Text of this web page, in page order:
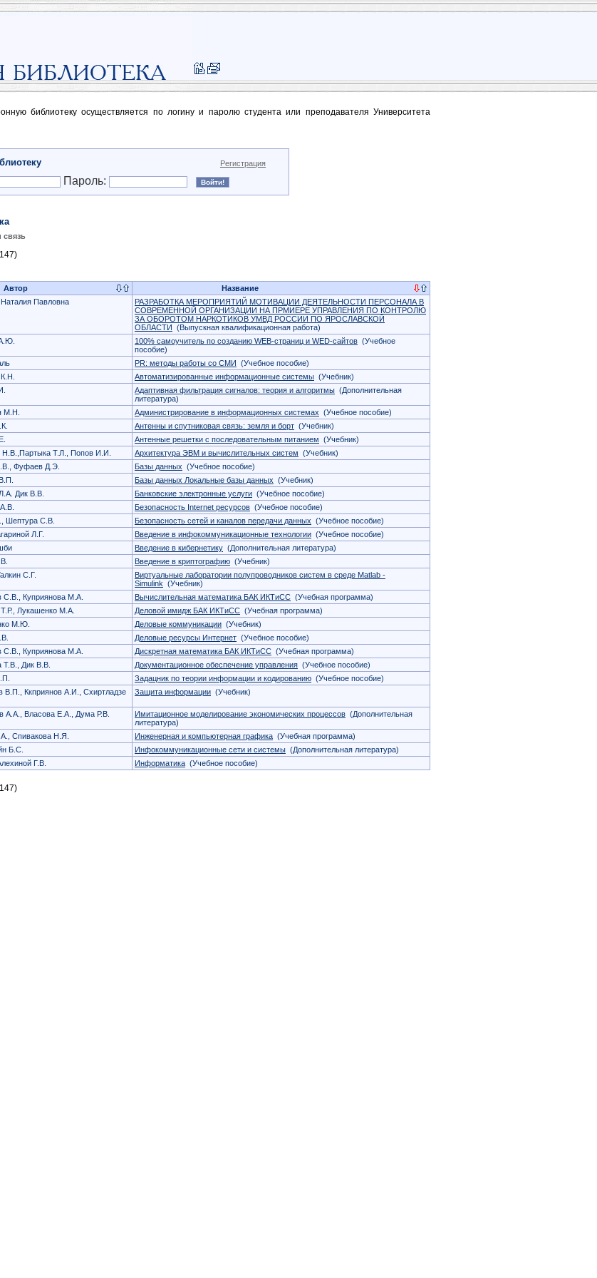
библиотеку осуществляется по логину и паролю студента или преподавателя Университета
Регистрация
Пароль:
связь
Автор
Название
Павловна
РАЗРАБОТКА МЕРОПРИЯТИЙ МОТИВАЦИИ ДЕЯТЕЛЬНОСТИ ПЕРСОНАЛА В
СОВРЕМЕННОЙ ОРГАНИЗАЦИИ НА ПРМИЕРЕ УПРАВЛЕНИЯ ПО КОНТРОЛЮ
ЗА ОБОРОТОМ НАРКОТИКОВ УМВД РОССИИ ПО ЯРОСЛАВСКОЙ
ОБЛАСТИ (Выпускная квалификационная работа)
100% самоучитель по созданию WEB-страниц и WED-сайтов (Учебное
пособие)
PR: методы работы со СМИ (Учебное пособие)
Автоматизированные информационные системы (Учебник)
Адаптивная фильтрация сигналов: теория и алгоритмы (Дополнительная
литература)
М.Н. Администрирование в информационных системах (Учебное пособие)
Антенны и спутниковая связь: земля и борт (Учебник)
Антенные решетки с последовательным питанием (Учебник)
Н.В.,Партыка Т.Л., Попов И.И. Архитектура ЭВМ и вычислительных систем (Учебник)
Фуфаев Д.Э. Базы данных (Учебное пособие)
Базы данных Локальные базы данных (Учебник)
Дик В.В. Банковские электронные услуги (Учебное пособие)
Безопасность Internet ресурсов (Учебное пособие)
Шептура С.В. Безопасность сетей и каналов передачи данных (Учебное пособие)
Л.Г. Введение в инфокоммуникационные технологии (Учебное пособие)
Введение в кибернетику (Дополнительная литература)
Введение в криптографию (Учебник)
C.Г.
Виртуальные лаборатории полупроводников систем в среде Matlab -
Simulink (Учебник)
С.В., Куприянова М.А. Вычислительная математика БАК ИКТиСС (Учебная программа)
Лукашенко М.А. Деловой имидж БАК ИКТиСС (Учебная программа)
М.Ю. Деловые коммуникации (Учебник)
Деловые ресурсы Интернет (Учебное пособие)
С.В., Куприянова М.А. Дискретная математика БАК ИКТиСС (Учебная программа)
Т.В., Дик В.В. Документационное обеспечение управления (Учебное пособие)
Задацник по теории информации и кодированию (Учебное пособие)
В.П., Ккприянов А.И., Схиртладзе
Защита информации (Учебник)
А.А., Власова Е.А., Дума Р.В. Имитационное моделирование экономических процессов (Дополнительная
литература)
Спивакова Н.Я. Инженерная и компьютерная графика (Учебная программа)
Б.С. Инфокоммуникационные сети и системы (Дополнительная литература)
Г.В. Информатика (Учебное пособие)